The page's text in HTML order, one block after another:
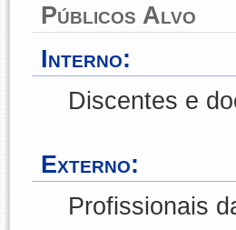
Públicos Alvo
Interno:
Discentes e
Externo:
Profissionais